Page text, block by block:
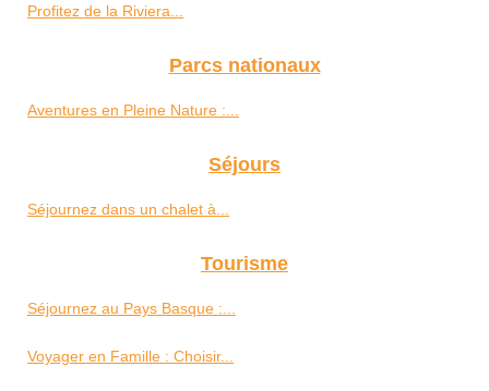
Profitez de la Riviera...
Parcs nationaux
Aventures en Pleine Nature :...
Séjours
Séjournez dans un chalet à...
Tourisme
Séjournez au Pays Basque :...
Voyager en Famille : Choisir...